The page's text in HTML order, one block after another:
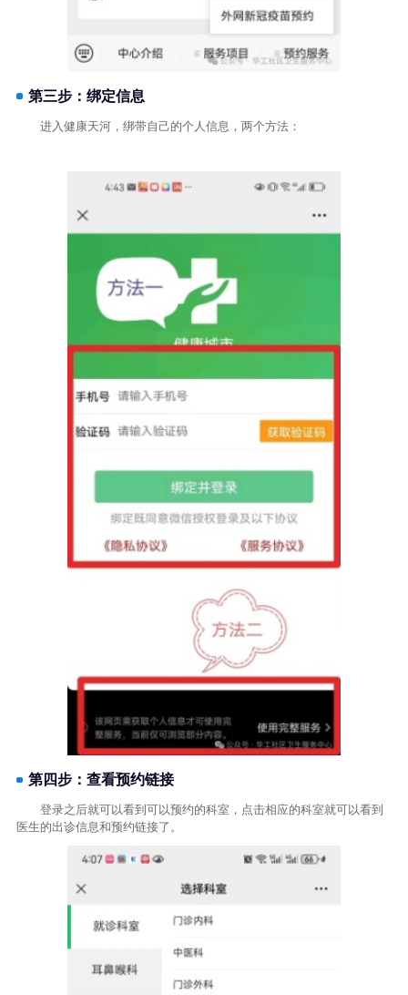
第三步：绑定信息
进入健康天河，绑带自己的个人信息，两个方法：
第四步：查看预约链接
登录之后就可以看到可以预约的科室，点击相应的科室就可以看到
医生的出诊信息和预约链接了。